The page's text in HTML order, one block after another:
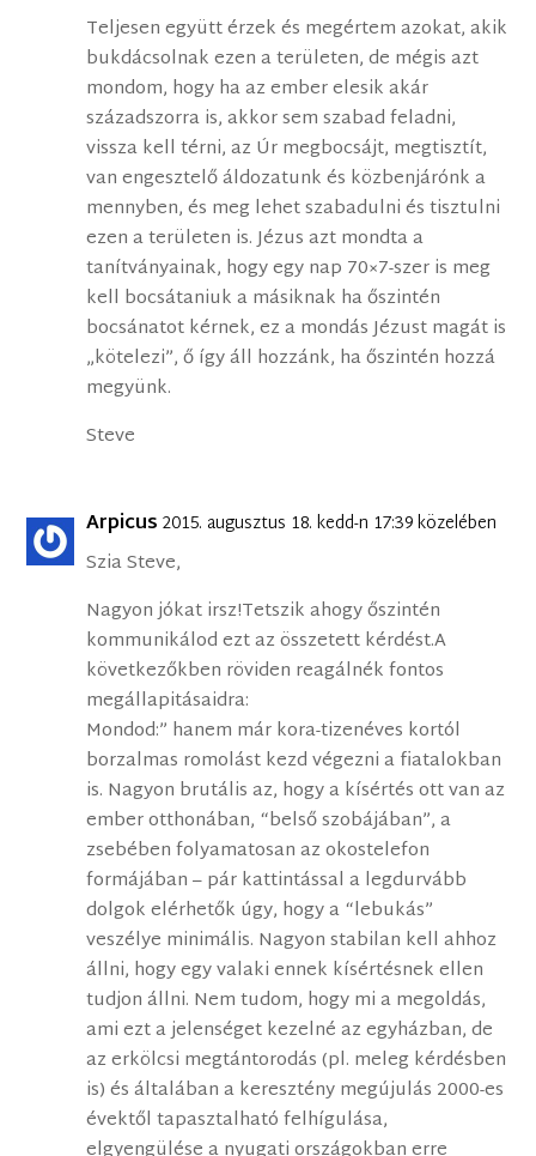
Teljesen együtt érzek és megértem azokat, akik
bukdácsolnak ezen a területen, de mégis azt
mondom, hogy ha az ember elesik akár
századszorra is, akkor sem szabad feladni,
vissza kell térni, az Úr megbocsájt, megtisztít,
van engesztelő áldozatunk és közbenjárónk a
mennyben, és meg lehet szabadulni és tisztulni
ezen a területen is. Jézus azt mondta a
tanítványainak, hogy egy nap 70×7-szer is meg
kell bocsátaniuk a másiknak ha őszintén
bocsánatot kérnek, ez a mondás Jézust magát is
„kötelezi”, ő így áll hozzánk, ha őszintén hozzá
megyünk.
Steve
Arpicus 2015. augusztus 18. kedd-n 17:39 közelében
Szia Steve,
Nagyon jókat irsz!Tetszik ahogy őszintén
kommunikálod ezt az összetett kérdést.A
következőkben röviden reagálnék fontos
megállapitásaidra:
Mondod:” hanem már kora-tizenéves kortól
borzalmas romolást kezd végezni a fiatalokban
is. Nagyon brutális az, hogy a kísértés ott van az
ember otthonában, “belső szobájában”, a
zsebében folyamatosan az okostelefon
formájában – pár kattintással a legdurvább
dolgok elérhetők úgy, hogy a “lebukás”
veszélye minimális. Nagyon stabilan kell ahhoz
állni, hogy egy valaki ennek kísértésnek ellen
tudjon állni. Nem tudom, hogy mi a megoldás,
ami ezt a jelenséget kezelné az egyházban, de
az erkölcsi megtántorodás (pl. meleg kérdésben
is) és általában a keresztény megújulás 2000-es
évektől tapasztalható felhígulása,